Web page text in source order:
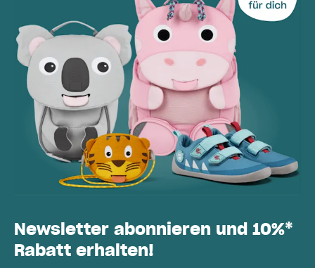
Newsletter abonnieren und 10%*
Rabatt erhalten!